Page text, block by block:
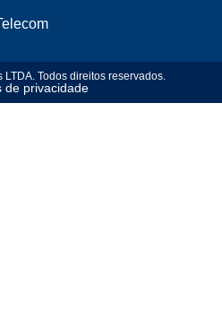
Todos direitos reservados.
de privacidade